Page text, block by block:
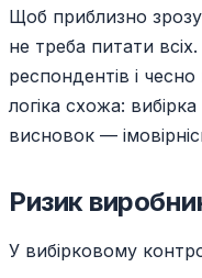
Щоб приблизно
не треба питати
респондентів і
логіка схожа:
висновок —
Ризик
У вибірковому